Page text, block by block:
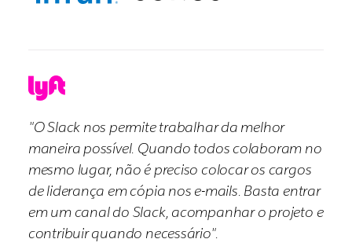
"O Slack nos permite trabalhar da melhor
maneira possível. Quando todos colaboram no
mesmo lugar, não é preciso colocar os cargos
de liderança em cópia nos e-mails. Basta entrar
em um canal do Slack, acompanhar o projeto e
contribuir quando necessário".